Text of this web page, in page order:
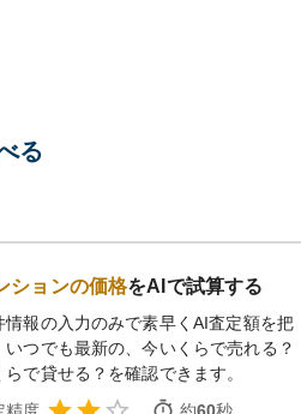
る
ションの価格をAIで試算する
情報の入力のみで素早くAI査定額を把
いつでも最新の、今いくらで売れる？
らで貸せる？を確認できます。
精度
約60秒